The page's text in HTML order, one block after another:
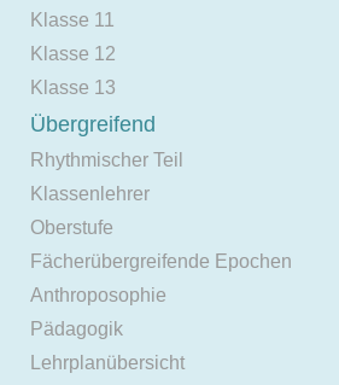
Klasse 11
Klasse 12
Klasse 13
Übergreifend
Rhythmischer Teil
Klassenlehrer
Oberstufe
Fächerübergreifende Epochen
Anthroposophie
Pädagogik
Lehrplanübersicht